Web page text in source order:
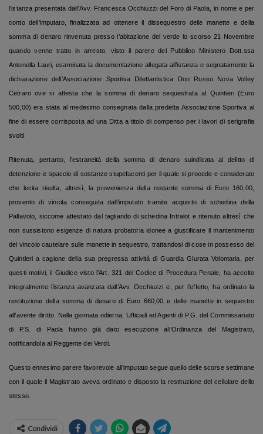
l’istanza presentata dall’Avv. Francesca Occhiuzzi del Foro di Paola, in nome e per
conto dell’imputato, finalizzata ad ottenere il dissequestro delle manette e della
somma di denaro rinvenuta presso l’abitazione del verde lo scorso 21 Novembre
quando venne tratto in arresto, visto il parere del Pubblico Ministero Dott.ssa
Antonella Lauri, esaminata la documentazione allegata all’istanza e segnatamente la
dichiarazione dell’Associazione Sportiva Dilettantistica Don Russo Nova Volley
Cetraro ove si attesta che la somma di denaro sequestrata al Quintieri (Euro
500,00) era stata al medesimo consegnata dalla predetta Associazione Sportiva al
fine di essere corrisposta ad una Ditta a titolo di compenso per i lavori di serigrafia
svolti.
Ritenuta, pertanto, l’estraneità della somma di denaro suindicata al delitto di
detenzione e spaccio di sostanze stupefacenti per il quale si procede e considerato
che lecita risulta, altresì, la provenienza della restante somma di Euro 160,00,
provento di vincita conseguita dall’imputato tramite acquisto di schedina della
Pallavolo, siccome attestato dal tagliando di schedina Intralot e ritenuto altresì che
non sussistono esigenze di natura probatoria idonee a giustificare il mantenimento
del vincolo cautelare sulle manette in sequestro, trattandosi di cose in possesso del
Quintieri a cagione della sua pregressa attività di Guardia Giurata Volontaria, per
questi motivi, il Giudice visto l’Art. 321 del Codice di Procedura Penale, ha accolto
integralmente l’istanza avanzata dall’Avv. Occhiuzzi e, per l’effetto, ha ordinato la
restituzione della somma di denaro di Euro 660,00 e delle manette in sequestro
all’avente diritto. Nella giornata odierna, Ufficiali ed Agenti di P.G. del Commissariato
di P.S. di Paola hanno già dato esecuzione all’Ordinanza del Magistrato,
notificandola al Reggente dei Verdi.
Questo ennesimo parere favorevole all’imputato segue quello delle scorse settimane
con il quale il Magistrato aveva ordinato e disposto la restituzione del cellulare dello
stesso.
Condividi